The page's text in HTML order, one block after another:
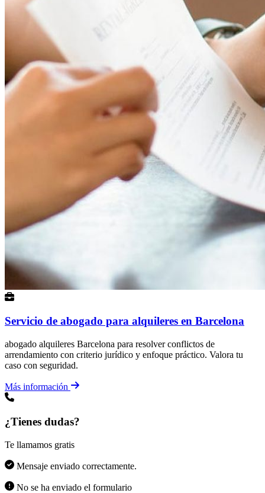
Servicio de abogado para alquileres en Barcelona
abogado alquileres Barcelona para resolver conflictos de
arrendamiento con criterio jurídico y enfoque práctico. Valora tu
caso con seguridad.
Más información
¿Tienes dudas?
Te llamamos gratis
Mensaje enviado correctamente.
No se ha enviado el formulario